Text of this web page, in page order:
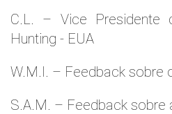
C.L. – Vice
Hunting - EUA
W.M.l. – Feedback sobre
S.A.M. – Feedback sobre